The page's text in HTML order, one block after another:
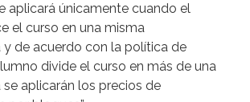
aplicará únicamente cuando el
el curso en una misma
de acuerdo con la política de
divide el curso en más de una
aplicarán los precios de